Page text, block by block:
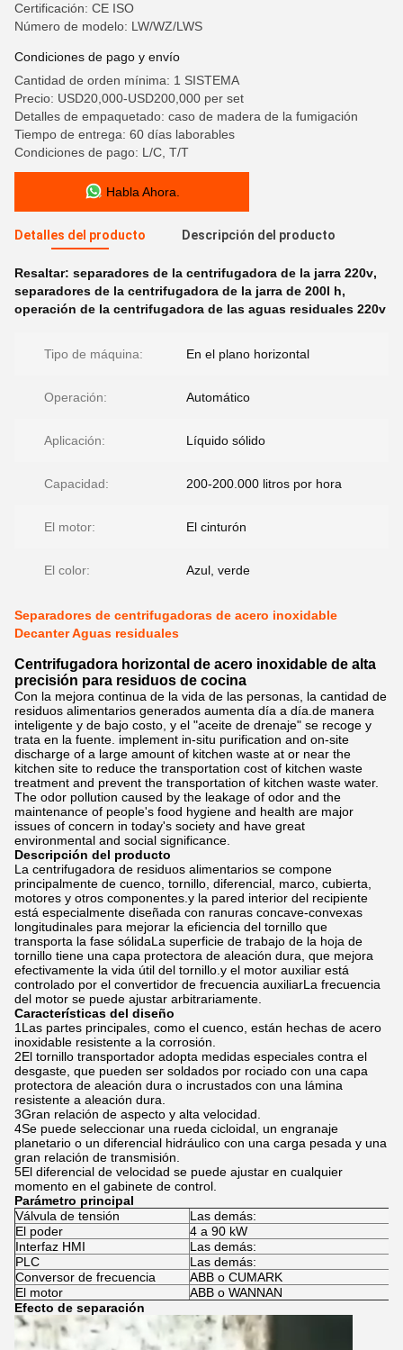
Certificación: CE ISO
Número de modelo: LW/WZ/LWS
Condiciones de pago y envío
Cantidad de orden mínima: 1 SISTEMA
Precio: USD20,000-USD200,000 per set
Detalles de empaquetado: caso de madera de la fumigación
Tiempo de entrega: 60 días laborables
Condiciones de pago: L/C, T/T
Habla Ahora.
Detalles del producto Descripción del producto
Resaltar: separadores de la centrifugadora de la jarra 220v,
separadores de la centrifugadora de la jarra de 200l h,
operación de la centrifugadora de las aguas residuales 220v
Tipo de máquina: En el plano horizontal
Operación: Automático
Aplicación: Líquido sólido
Capacidad: 200-200.000 litros por hora
El motor: El cinturón
El color: Azul, verde
Separadores de centrifugadoras de acero inoxidable
Decanter Aguas residuales
Centrifugadora horizontal de acero inoxidable de alta
precisión para residuos de cocina
Con la mejora continua de la vida de las personas, la cantidad de
residuos alimentarios generados aumenta día a día.de manera
inteligente y de bajo costo, y el "aceite de drenaje" se recoge y
trata en la fuente. implement in-situ purification and on-site
discharge of a large amount of kitchen waste at or near the
kitchen site to reduce the transportation cost of kitchen waste
treatment and prevent the transportation of kitchen waste water.
The odor pollution caused by the leakage of odor and the
maintenance of people's food hygiene and health are major
issues of concern in today's society and have great
environmental and social significance.
Descripción del producto
La centrifugadora de residuos alimentarios se compone
principalmente de cuenco, tornillo, diferencial, marco, cubierta,
motores y otros componentes.y la pared interior del recipiente
está especialmente diseñada con ranuras concave-convexas
longitudinales para mejorar la eficiencia del tornillo que
transporta la fase sólidaLa superficie de trabajo de la hoja de
tornillo tiene una capa protectora de aleación dura, que mejora
efectivamente la vida útil del tornillo.y el motor auxiliar está
controlado por el convertidor de frecuencia auxiliarLa frecuencia
del motor se puede ajustar arbitrariamente.
Características del diseño
1Las partes principales, como el cuenco, están hechas de acero
inoxidable resistente a la corrosión.
2El tornillo transportador adopta medidas especiales contra el
desgaste, que pueden ser soldados por rociado con una capa
protectora de aleación dura o incrustados con una lámina
resistente a aleación dura.
3Gran relación de aspecto y alta velocidad.
4Se puede seleccionar una rueda cicloidal, un engranaje
planetario o un diferencial hidráulico con una carga pesada y una
gran relación de transmisión.
5El diferencial de velocidad se puede ajustar en cualquier
momento en el gabinete de control.
Parámetro principal
Válvula de tensión
Las demás:
El poder
4 a 90 kW
Interfaz HMI
Las demás:
PLC
Las demás:
Conversor de frecuencia
ABB o CUMARK
El motor
ABB o WANNAN
Efecto de separación